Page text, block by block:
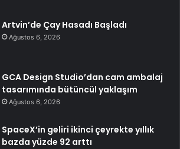
Artvin’de Çay Hasadı Başladı
Ağustos 6, 2026
GCA Design Studio’dan cam ambalaj
tasarımında bütüncül yaklaşım
Ağustos 6, 2026
SpaceX’in geliri ikinci çeyrekte yıllık
bazda yüzde 92 arttı